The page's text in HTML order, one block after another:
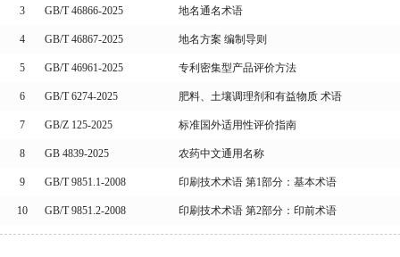
3 GB/T 46866-2025 地名通名术语
4 GB/T 46867-2025 地名方案 编制导则
5 GB/T 46961-2025 专利密集型产品评价方法
6 GB/T 6274-2025 肥料、土壤调理剂和有益物质 术语
7 GB/Z 125-2025 标准国外适用性评价指南
8 GB 4839-2025 农药中文通用名称
9 GB/T 9851.1-2008 印刷技术术语 第1部分：基本术语
10 GB/T 9851.2-2008 印刷技术术语 第2部分：印前术语